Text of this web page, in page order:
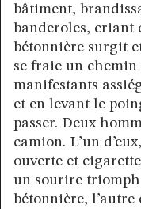
bâtiment,
banderoles, criant
bétonnière surgit
se fraie un
manifestants
et en levant le
passer. Deux
camion. L’un
ouverte et
un sourire
bétonnière, l’autre